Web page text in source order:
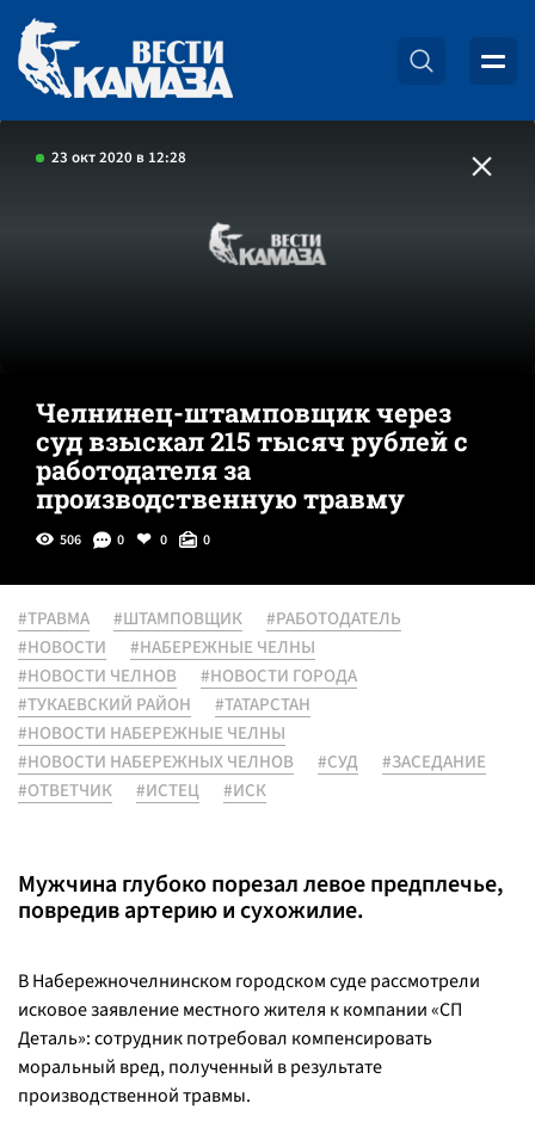
23 окт 2020 в 12:28
Челнинец-штамповщик через
суд взыскал 215 тысяч рублей с
работодателя за
производственную травму
506 0 0 0
#ТРАВМА #ШТАМПОВЩИК
#РАБОТОДАТЕЛЬ
#НОВОСТИ
#НАБЕРЕЖНЫЕ ЧЕЛНЫ
#НОВОСТИ ЧЕЛНОВ
#НОВОСТИ ГОРОДА
#ТУКАЕВСКИЙ РАЙОН
#ТАТАРСТАН
#НОВОСТИ НАБЕРЕЖНЫЕ ЧЕЛНЫ
#НОВОСТИ НАБЕРЕЖНЫХ ЧЕЛНОВ
#СУД
#ЗАСЕДАНИЕ
#ОТВЕТЧИК
#ИСТЕЦ #ИСК
Мужчина глубоко порезал левое предплечье,
повредив артерию и сухожилие.
В Набережночелнинском городском суде рассмотрели
исковое заявление местного жителя к компании «СП
Деталь»: сотрудник потребовал компенсировать
моральный вред, полученный в результате
производственной травмы.